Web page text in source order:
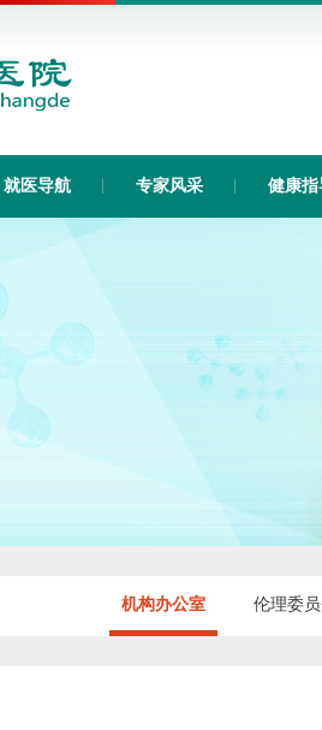
就医导航 专家风采 健康指
机构办公室 伦理委